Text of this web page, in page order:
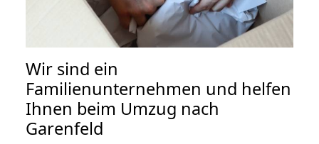
Wir sind ein
Familienunternehmen und helfen
Ihnen beim Umzug nach
Garenfeld